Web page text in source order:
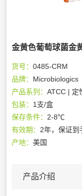
金黄色葡萄球菌金
货号：0485-CRM
品牌： Microbiologics
产品系列：ATCC | 定
包装： 1支/盒
保存条件： 2-8℃
有效期： 2年，保证到
产地：美国
产品介绍